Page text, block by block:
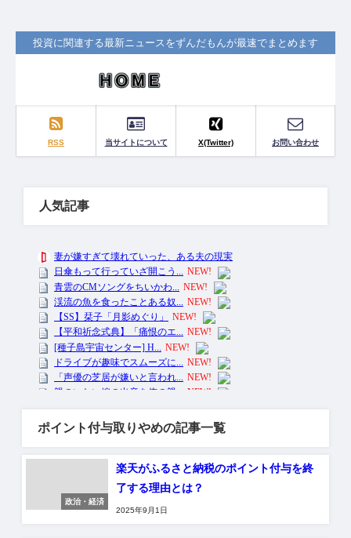
投資に関連する最新ニュースをずんだもんが最速でまとめます
RSS 当サイトについて X(Twitter) お問い合わせ
人気記事
ポイント付与取りやめの記事一覧
政治・経済
楽天がふるさと納税のポイント付与を終
了する理由とは？
2025年9月1日